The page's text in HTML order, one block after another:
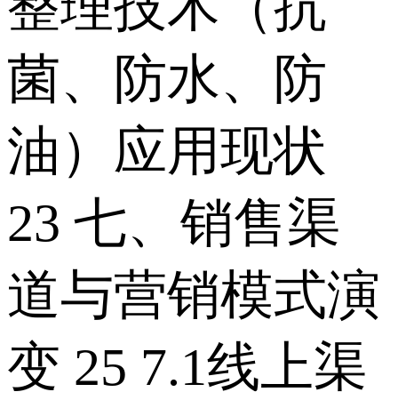
菌、防水、防
油）应用现状
23 七、销售渠
道与营销模式演
变 25 7.1线上渠